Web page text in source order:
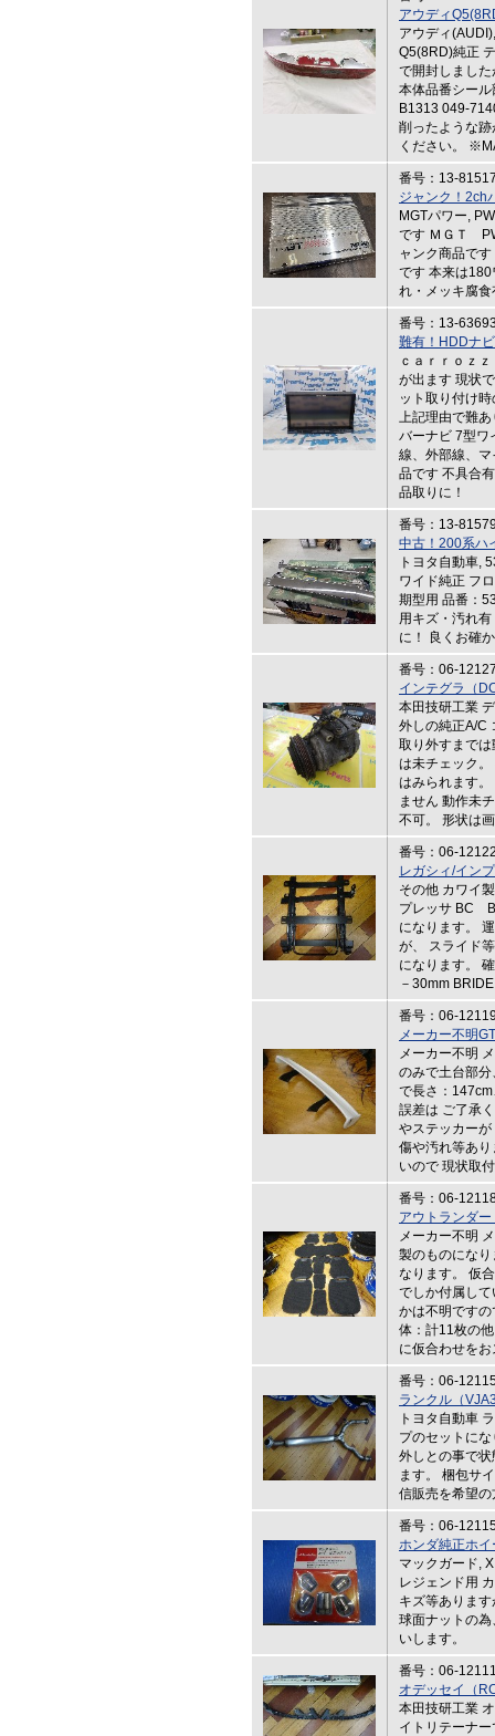
アウディ
アウディ
Q5(8RD)純正
で開封しまし
本体品番シー
B1313 049-
削ったような
ください。
番号：13-
ジャンク！2ch
MGTパワー,
です ＭＧＴ
ャンク商品で
です 本来は
れ・メッキ腐
番号：13-
難有！HDDナ
ｃａｒｒｏｚ
が出ます 現状
ット取り付け
上記理由で難
バーナビ 7型ワ
線、外部線、
品です 不具合
品取りに！
番号：13-
中古！200系ハ
トヨタ自動車,
ワイド純正 フ
期型用 品番：
用キズ・汚れ
に！ 良くお確
番号：06-
インテグラ（
本田技研工業
外しの純正A/C
取り外すまで
は未チェック
はみられます
ません 動作未
不可。 形状は
番号：06-
レガシィ/イン
その他 カワイ
プレッサ BC
になります。
が、 スライド
になります。
－30mm
番号：06-
メーカー不明
メーカー不明
のみで土台部
で長さ：
誤差は ご了承
やステッカー
傷や汚れ等あ
いので 現状取
番号：06-
アウトランダ
メーカー不明
製のものにな
なります。 仮
でしか付属し
かは不明です
体：計11枚の
に仮合わせを
番号：06-
ランクル（
トヨタ自動車
プのセットに
外しとの事で
ます。 梱包サ
信販売を希望
番号：06-
ホンダ純正ホ
マックガード,
レジェンド用
キズ等ありま
球面ナットの
いします。
番号：06-
オデッセイ（
本田技研工業
イトリテーナ